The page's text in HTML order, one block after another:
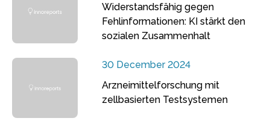
Widerstandsfähig gegen
Fehlinformationen: KI stärkt den
sozialen Zusammenhalt
30 December 2024
Arzneimittelforschung mit
zellbasierten Testsystemen